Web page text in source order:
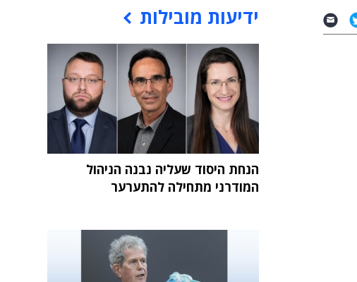
ידיעות מובילות
הנחת היסוד שעליה נבנה הניהול
המודרני מתחילה להתערער